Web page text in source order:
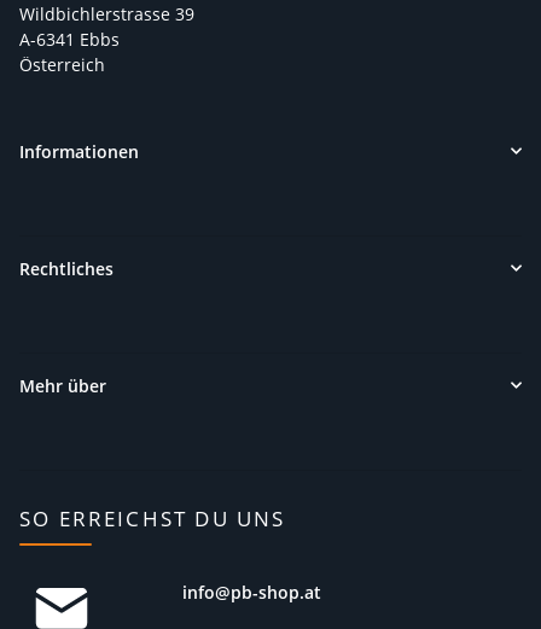
Wildbichlerstrasse 39
A-6341 Ebbs
Österreich
Informationen
Rechtliches
Mehr über
SO ERREICHST DU UNS
info@pb-shop.at